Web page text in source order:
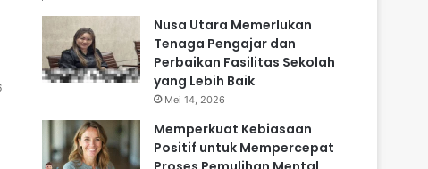
Nusa Utara Memerlukan
Tenaga Pengajar dan
Perbaikan Fasilitas Sekolah
yang Lebih Baik
Mei 14, 2026
Memperkuat Kebiasaan
Positif untuk Mempercepat